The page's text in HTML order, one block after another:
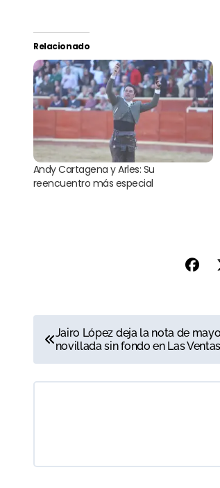
Relacionado
Andy Cartagena y Arles: Su
reencuentro más especial
N
a
v
a
Jairo López deja la nota de
novillada sin fondo en Las Ventas